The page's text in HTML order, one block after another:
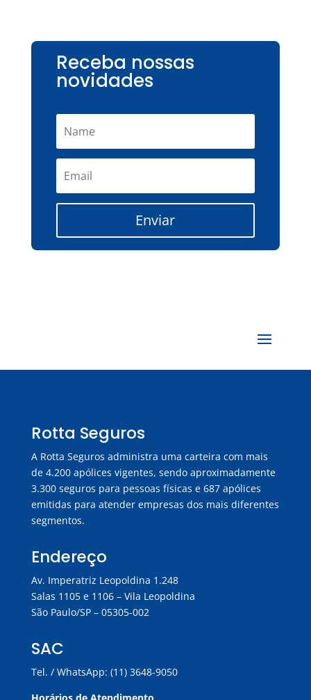
Receba nossas
novidades
Enviar
Rotta Seguros
A Rotta Seguros administra uma carteira com mais
de 4.200 apólices vigentes, sendo aproximadamente
3.300 seguros para pessoas físicas e 687 apólices
emitidas para atender empresas dos mais diferentes
segmentos.
Endereço
Av. Imperatriz Leopoldina 1.248
Salas 1105 e 1106 – Vila Leopoldina
São Paulo/SP – 05305-002
SAC
Tel. / WhatsApp: (11) 3648-9050